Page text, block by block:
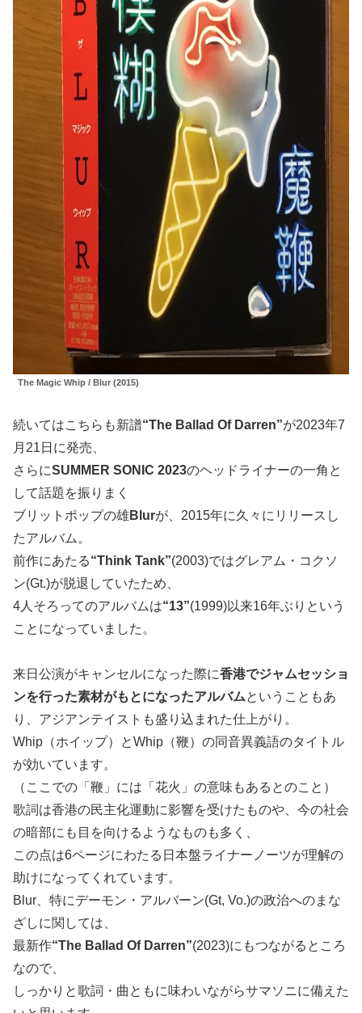
The Magic Whip / Blur (2015)
続いてはこちらも新譜“The Ballad Of Darren”が2023年7
月21日に発売、
さらにSUMMER SONIC 2023のヘッドライナーの一角と
して話題を振りまく
ブリットポップの雄Blurが、2015年に久々にリリースし
たアルバム。
前作にあたる“Think Tank”(2003)ではグレアム・コクソ
ン(Gt.)が脱退していたため、
4人そろってのアルバムは“13”(1999)以来16年ぶりという
ことになっていました。
来日公演がキャンセルになった際に香港でジャムセッショ
ンを行った素材がもとになったアルバムということもあ
り、アジアンテイストも盛り込まれた仕上がり。
Whip（ホイップ）とWhip（鞭）の同音異義語のタイトル
が効いています。
（ここでの「鞭」には「花火」の意味もあるとのこと）
歌詞は香港の民主化運動に影響を受けたものや、今の社会
の暗部にも目を向けるようなものも多く、
この点は6ページにわたる日本盤ライナーノーツが理解の
助けになってくれています。
Blur、特にデーモン・アルバーン(Gt, Vo.)の政治へのまな
ざしに関しては、
最新作“The Ballad Of Darren”(2023)にもつながるところ
なので、
しっかりと歌詞・曲ともに味わいながらサマソニに備えた